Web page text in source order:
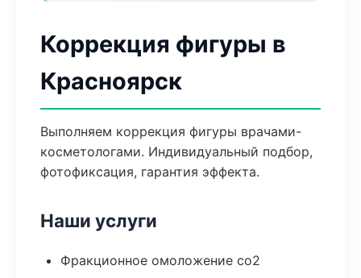
Коррекция фигуры в
Красноярск
Выполняем коррекция фигуры врачами-
косметологами. Индивидуальный подбор,
фотофиксация, гарантия эффекта.
Наши услуги
Фракционное омоложение co2